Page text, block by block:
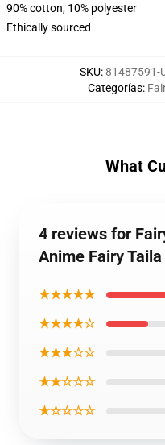
90% cotton, 10% polyester
Ethically sourced
SKU:81487591-
Categorías:
What
4 reviews for
Anime Fairy
★★★★★
★★★★☆
★★★☆☆
★★☆☆☆
★☆☆☆☆